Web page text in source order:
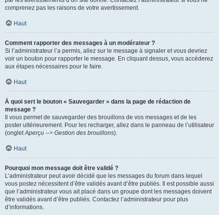
comprenez pas les raisons de votre avertissement.
Haut
Comment rapporter des messages à un modérateur ?
Si l’administrateur l’a permis, allez sur le message à signaler et vous devriez
voir un bouton pour rapporter le message. En cliquant dessus, vous accéderez
aux étapes nécessaires pour le faire.
Haut
À quoi sert le bouton « Sauvegarder » dans la page de rédaction de
message ?
Il vous permet de sauvegarder des brouillons de vos messages et de les
poster ultérieurement. Pour les recharger, allez dans le panneau de l’utilisateur
(ongletAperçu --> Gestion des brouillons).
Haut
Pourquoi mon message doit être validé ?
L’administrateur peut avoir décidé que les messages du forum dans lequel
vous postez nécessitent d’être validés avant d’être publiés. Il est possible aussi
que l’administrateur vous ait placé dans un groupe dont les messages doivent
être validés avant d’être publiés. Contactez l’administrateur pour plus
d’informations.